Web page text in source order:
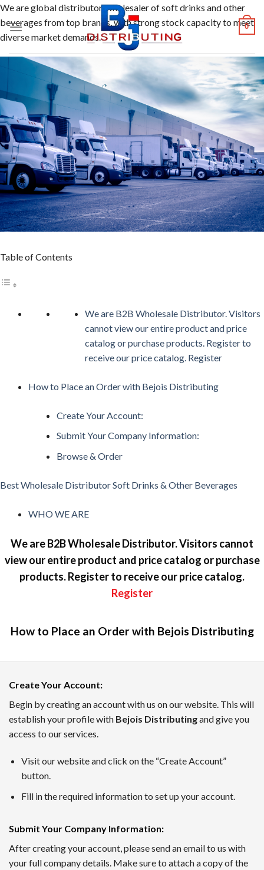
Skip
to
content
0
We are global distributor, wholesaler of soft drinks and other
beverages from top brands, with strong stock capacity to meet
diverse market demands.
Table of Contents
We are B2B Wholesale Distributor. Visitors
cannot view our entire product and price
catalog or purchase products. Register to
receive our price catalog. Register
How to Place an Order with Bejois Distributing
Create Your Account:
Submit Your Company Information:
Browse & Order
Best Wholesale Distributor Soft Drinks & Other Beverages
WHO WE ARE
We are B2B Wholesale Distributor. Visitors cannot
view our entire product and price catalog or purchase
products. Register to receive our price catalog.
Register
How to Place an Order with Bejois Distributing
Create Your Account:
Begin by creating an account with us on our website. This will
establish your profile with Bejois Distributingand give you
access to our services.
Visit our website and click on the “Create Account”
button.
Fill in the required information to set up your account.
Submit Your Company Information:
After creating your account, please send an email to us with
your full company details. Make sure to attach a copy of the
ボーナスインフォメーション、新着キャンペーン、業界の
TAROがピックアップした、2026年7月時点でに日本のユー
1番 ワンダーカジノ
ンクダウンなしというシステムで、長期的にプレイするほ
2nd ルーベット